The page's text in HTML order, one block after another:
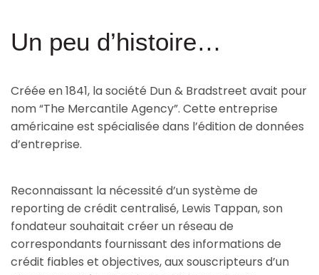
Un peu d’histoire…
Créée en 1841, la société Dun & Bradstreet avait pour
nom “The Mercantile Agency”. Cette entreprise
américaine est spécialisée dans l’édition de données
d’entreprise.
Reconnaissant la nécessité d’un système de
reporting de crédit centralisé, Lewis Tappan, son
fondateur souhaitait créer un réseau de
correspondants fournissant des informations de
crédit fiables et objectives, aux souscripteurs d’un